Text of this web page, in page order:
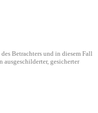
Betrachters und in diesem Fall
gesicherter